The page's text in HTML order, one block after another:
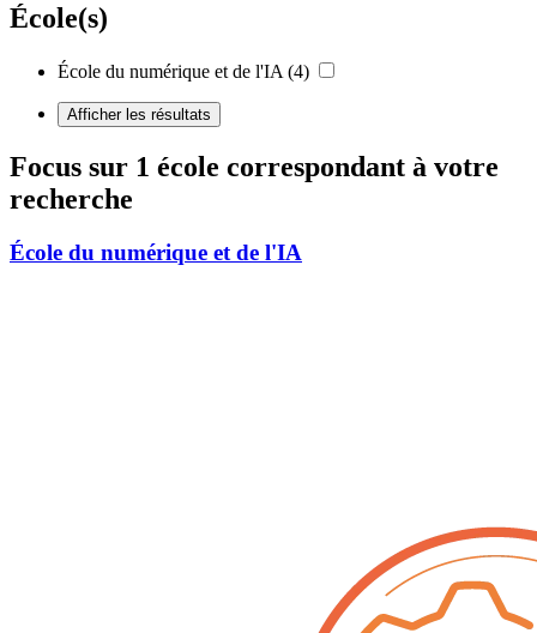
École(s)
École du numérique et de l'IA (4)
Afficher les résultats
Focus sur 1 école correspondant à votre
recherche
École du numérique et de l'IA